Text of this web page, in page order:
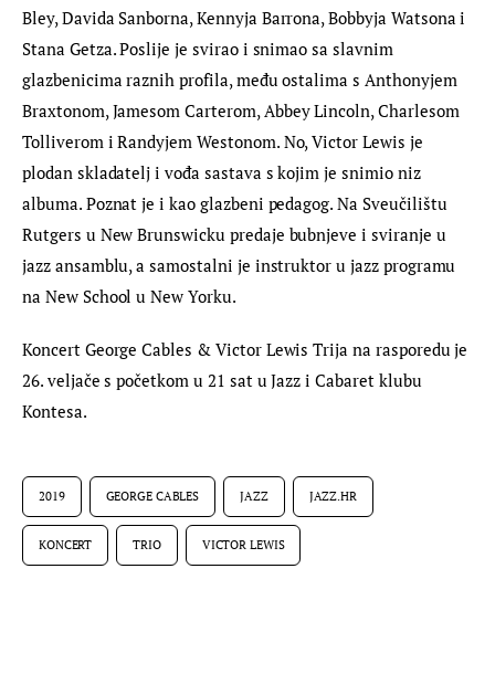
Bley, Davida Sanborna, Kennyja Barrona, Bobbyja Watsona i
Stana Getza. Poslije je svirao i snimao sa slavnim
glazbenicima raznih profila, među ostalima s Anthonyjem
Braxtonom, Jamesom Carterom, Abbey Lincoln, Charlesom
Tolliverom i Randyjem Westonom. No, Victor Lewis je
plodan skladatelj i vođa sastava s kojim je snimio niz
albuma. Poznat je i kao glazbeni pedagog. Na Sveučilištu
Rutgers u New Brunswicku predaje bubnjeve i sviranje u
jazz ansamblu, a samostalni je instruktor u jazz programu
na New School u New Yorku.
Koncert George Cables & Victor Lewis Trija na rasporedu je
26. veljače s početkom u 21 sat u Jazz i Cabaret klubu
Kontesa.
2019 GEORGE CABLES JAZZ JAZZ.HR
KONCERT TRIO VICTOR LEWIS